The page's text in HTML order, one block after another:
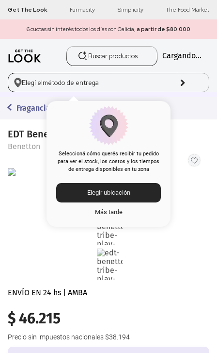
Get The Look Farmacity Simplicity The Food Market
6 cuotas sin interés todos los días con Galicia, a partir de $80.000
Buscar productos
Cargando...
Elegí elmétodo de entrega
Seleccioná cómo querés recibir tu pedido
para ver el stock, los costos y los tiempos
de entrega disponibles en tu zona
Elegir ubicación
Más tarde
Fragancias
EDT Benetton Tribe Play x 90 ml
Benetton
ENVÍO EN 24 hs | AMBA
$46.215
Precio sin impuestos nacionales $38.194
1 get the look
2 máscara pestañas
3.
5. corrector
6.